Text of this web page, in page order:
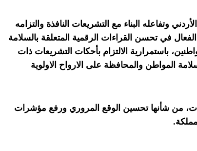
وتفاعله البناء مع التشريعات النافذة والتزامه
الفعال في تحسن القراءات الرقمية المتعلقة بالسلامة
باستمرارية الالتزام بأحكات التشريعات ذات
المواطن والمحافظة على الارواح الاولوية
من شأنها تحسين الوقع المروري ورفع مؤشرات